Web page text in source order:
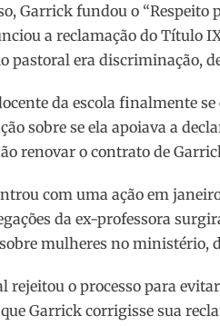
Garrick fundou o “Respeito
a reclamação do Título
pastoral era discriminação,
da escola finalmente
sobre se ela apoiava a
renovar o contrato de
com uma ação em
da ex-professora
mulheres no ministério,
rejeitou o processo para
Garrick corrigisse sua